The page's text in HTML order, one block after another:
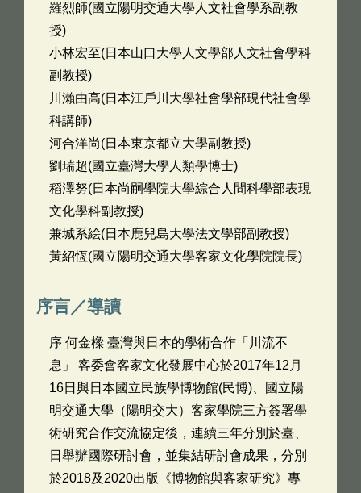
羅烈師(國立陽明交通大學人文社會學系副教
授)
小林宏至(日本山口大學人文學部人文社會學科
副教授)
川瀨由高(日本江戶川大學社會學部現代社會學
科講師)
河合洋尚(日本東京都立大學副教授)
劉瑞超(國立臺灣大學人類學博士)
稻澤努(日本尚嗣學院大學綜合人間科學部表現
文化學科副教授)
兼城系絵(日本鹿兒島大學法文學部副教授)
黃紹恆(國立陽明交通大學客家文化學院院長)
序言／導讀
序 何金樑 臺灣與日本的學術合作「川流不
息」 客委會客家文化發展中心於2017年12月
16日與日本國立民族學博物館(民博)、國立陽
明交通大學（陽明交大）客家學院三方簽署學
術研究合作交流協定後，連續三年分別於臺、
日舉辦國際研討會，並集結研討會成果，分別
於2018及2020出版《博物館與客家研究》專